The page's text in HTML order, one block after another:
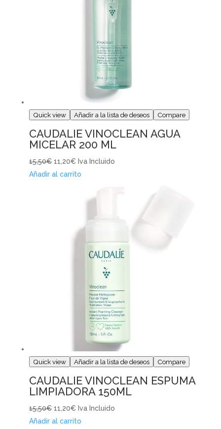
Quick view Añadir a la lista de deseos Compare
CAUDALIE VINOCLEAN AGUA
MICELAR 200 ML
15,50€ 11,20€ Iva Incluido
Añadir al carrito
Quick view Añadir a la lista de deseos Compare
CAUDALIE VINOCLEAN ESPUMA
LIMPIADORA 150ML
15,50€ 11,20€ Iva Incluido
Añadir al carrito